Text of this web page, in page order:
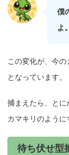
僕
よ。
この変化が、今
となっています。
捕まえたら、と
カマキリのように
待ち伏せ型